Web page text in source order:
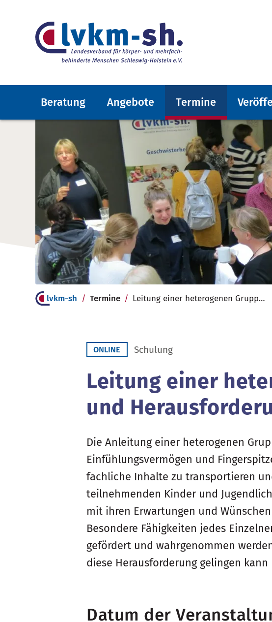
Beratung Angebote Termine
lvkm-sh Termine Leitung einer heterogenen Gruppe - Chancen und Herausforderungen
ONLINE Schulung
Leitung einer
und
Die Anleitung einer heterogenen
Einfühlungsvermögen und
fachliche Inhalte zu transportieren
teilnehmenden Kinder und
mit ihren Erwartungen und
Besondere Fähigkeiten jedes
gefördert und wahrgenommen
diese Herausforderung gelingen
Datum der